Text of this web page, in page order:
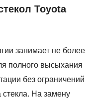
Toyota
занимает не более
полного высыхания
без ограничений
стекла. На замену